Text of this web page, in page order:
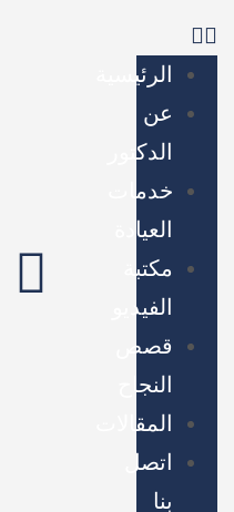
الرئيسية
عن
الدكتور
خدمات
العيادة
مكتبة
الفيديو
قصص
النجاح
المقالات
اتصل
بنا